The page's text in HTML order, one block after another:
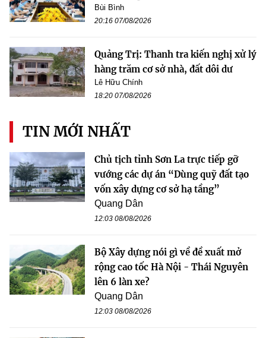
Bùi Bình
20:16 07/08/2026
Quảng Trị: Thanh tra kiến nghị xử lý
hàng trăm cơ sở nhà, đất dôi dư
Lê Hữu Chính
18:20 07/08/2026
TIN MỚI NHẤT
Chủ tịch tỉnh Sơn La trực tiếp gỡ
vướng các dự án “Dùng quỹ đất tạo
vốn xây dựng cơ sở hạ tầng”
Quang Dân
12:03 08/08/2026
Bộ Xây dựng nói gì về đề xuất mở
rộng cao tốc Hà Nội - Thái Nguyên
lên 6 làn xe?
Quang Dân
12:03 08/08/2026